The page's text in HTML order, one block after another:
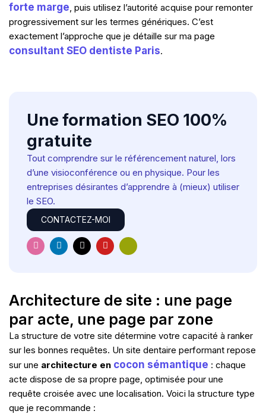
forte marge , puis utilisez l’autorité acquise pour remonter
progressivement sur les termes génériques. C’est
exactement l’approche que je détaille sur ma page
consultant SEO dentiste Paris.
Une formation SEO 100%
gratuite
Tout comprendre sur le référencement naturel, lors
d’une visioconférence ou en physique. Pour les
entreprises désirantes d’apprendre à (mieux) utiliser
le SEO.
CONTACTEZ-MOI
I
n
s
a
m
L
i
n
n
X
-
t
e
r
Y
o
u
H
g
e
a
r
n
i
n
g
-
e
x
c
h
Architecture de site : une page
par acte, une page par zone
La structure de votre site détermine votre capacité à ranker
sur les bonnes requêtes. Un site dentaire performant repose
sur une architecture en cocon sémantique : chaque
acte dispose de sa propre page, optimisée pour une
requête croisée avec une localisation. Voici la structure type
que je recommande :